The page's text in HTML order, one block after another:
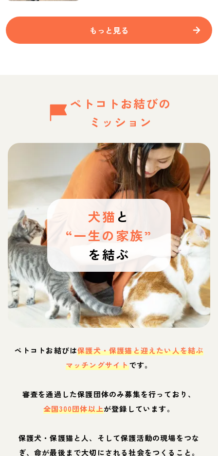
もっと見る
ペトコトお結びの
ミッション
犬猫 と
“一生の家族”
を結ぶ
ペトコトお結びは保護犬・保護猫と迎えたい人を結ぶ
マッチングサイトです。
審査を通過した保護団体のみ募集を行っており、
全国300団体以上が登録しています。
保護犬・保護猫と人、そして保護活動の現場をつな
ぎ、命が最後まで大切にされる社会をつくること。